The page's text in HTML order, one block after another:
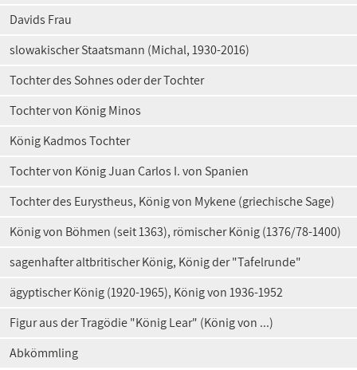
Davids Frau
slowakischer Staatsmann (Michal, 1930-2016)
Tochter des Sohnes oder der Tochter
Tochter von König Minos
König Kadmos Tochter
Tochter von König Juan Carlos I. von Spanien
Tochter des Eurystheus, König von Mykene (griechische Sage)
König von Böhmen (seit 1363), römischer König (1376/78-1400)
sagenhafter altbritischer König, König der "Tafelrunde"
ägyptischer König (1920-1965), König von 1936-1952
Figur aus der Tragödie "König Lear" (König von ...)
Abkömmling